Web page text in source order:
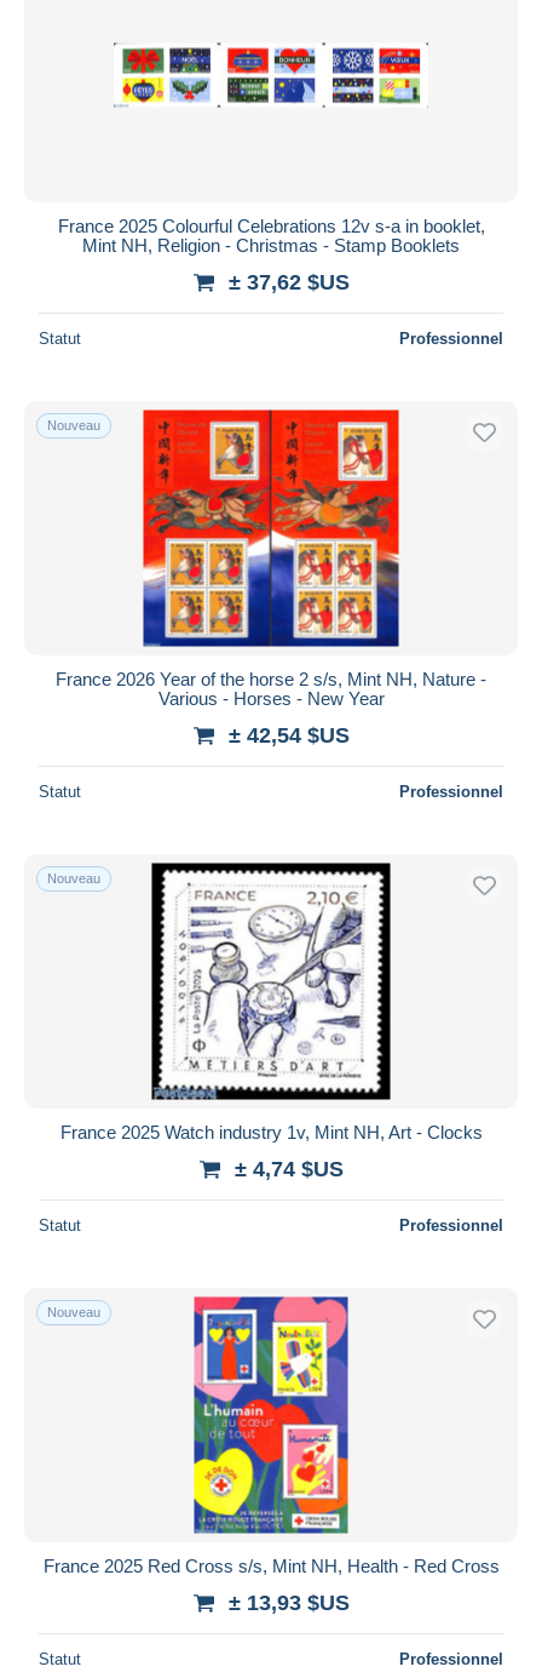
France 2025 Colourful Celebrations 12v s-a in booklet,
Mint NH, Religion - Christmas - Stamp Booklets
± 37,62 $US
Statut Professionnel
Nouveau
France 2026 Year of the horse 2 s/s, Mint NH, Nature -
Various - Horses - New Year
± 42,54 $US
Statut Professionnel
Nouveau
France 2025 Watch industry 1v, Mint NH, Art - Clocks
± 4,74 $US
Statut Professionnel
Nouveau
France 2025 Red Cross s/s, Mint NH, Health - Red Cross
± 13,93 $US
Statut Professionnel